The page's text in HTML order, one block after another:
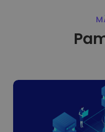
Vairāk nekā 300
Lielākie Ieguvēji un
Nesen Kriptomat
Ja es būtu nopircis
...šodien vērtība būtu
Vairāk nekā 1000 valūtu
Inteliģentie portfeļi
Gudrs veids, kā